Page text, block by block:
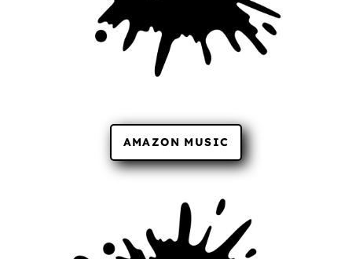
AMAZON MUSIC